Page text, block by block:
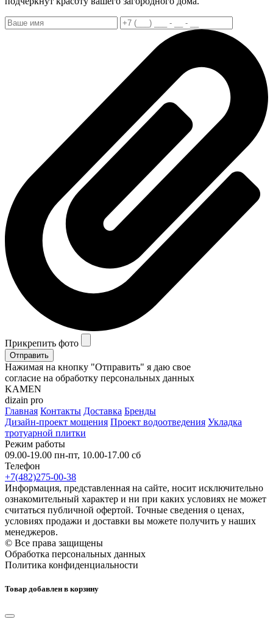
Прикрепить фото
Отправить
Нажимая на кнопку "Отправить" я даю свое
согласие на обработку персональных данных
KAMEN
dizain pro
Главная Контакты Доставка Бренды
Дизайн-проект мощения Проект водоотведения Укладка
тротуарной плитки
Режим работы
09.00-19.00 пн-пт, 10.00-17.00 сб
Телефон
+7(482)275-00-38
Информация, представленная на сайте, носит исключительно
ознакомительный характер и ни при каких условиях не может
считаться публичной офертой. Точные сведения о ценах,
условиях продажи и доставки вы можете получить у наших
менеджеров.
© Все права защищены
Обработка персональных данных
Политика конфиденциальности
Товар добавлен в корзину